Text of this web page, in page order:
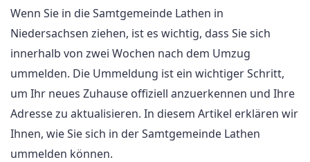
Wenn Sie in die Samtgemeinde Lathen in
Niedersachsen ziehen, ist es wichtig, dass Sie sich
innerhalb von zwei Wochen nach dem Umzug
ummelden. Die Ummeldung ist ein wichtiger Schritt,
um Ihr neues Zuhause offiziell anzuerkennen und Ihre
Adresse zu aktualisieren. In diesem Artikel erklären wir
Ihnen, wie Sie sich in der Samtgemeinde Lathen
ummelden können.